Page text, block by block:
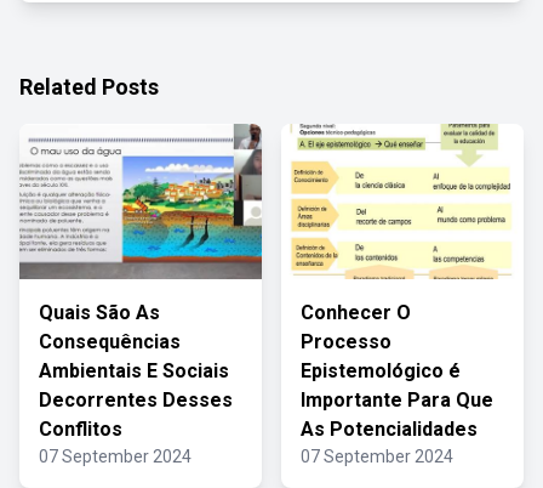
Related Posts
Quais São As
Consequências
Ambientais E Sociais
Decorrentes Desses
Conflitos
07 September 2024
Conhecer O
Processo
Epistemológico é
Importante Para Que
As Potencialidades
07 September 2024